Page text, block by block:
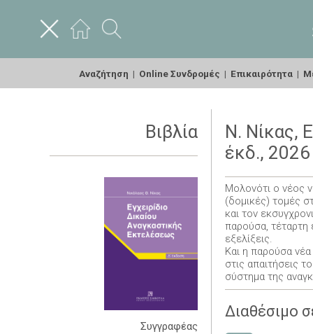
Αναζήτηση | Online Συνδρομές | Επικαιρότητα |
Βιβλία
Συγγραφέας
Ν. Νίκας,
έκδ., 2026
Μολονότι ο νέος
(δομικές) τομές
και τον
παρούσα, τέταρτη
εξελίξεις.
Και η παρούσα νέα
στις απαιτήσεις
σύστημα της
Διαθέσιμο